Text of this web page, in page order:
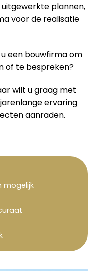
plannen,
voor de realisatie
een bouwfirma om
of te bespreken?
wilt u graag met
ervaring
aanraden.
mogelijk